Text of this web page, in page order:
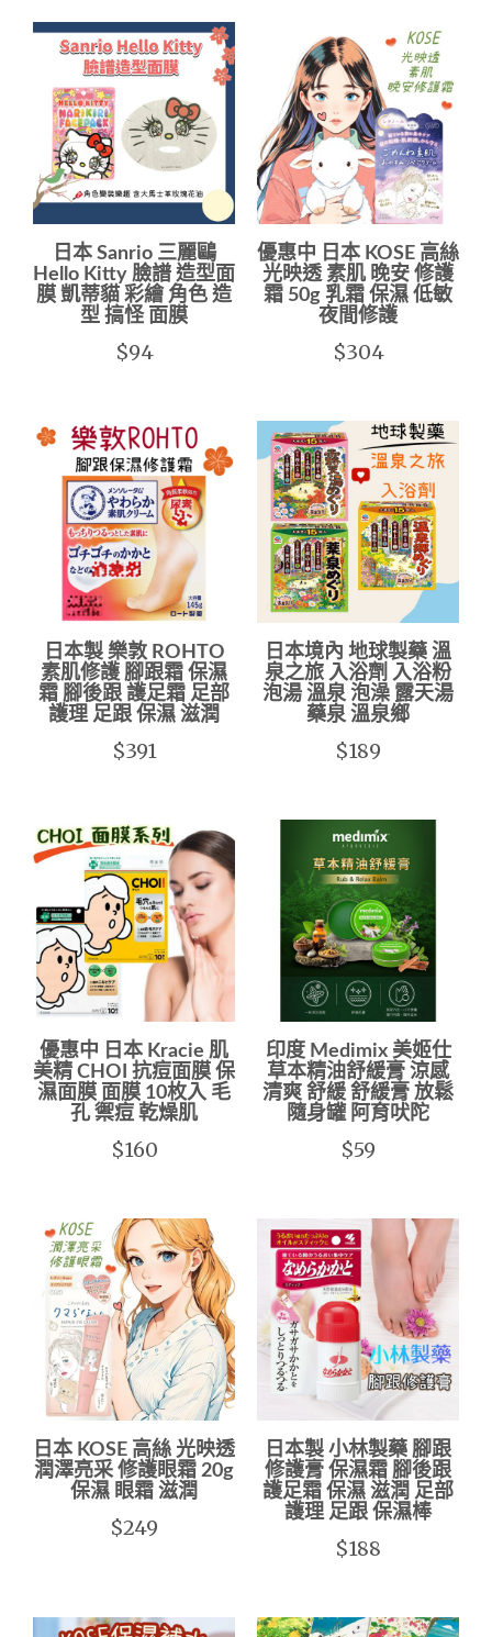
日本 Sanrio 三麗鷗
Hello Kitty 臉譜 造型面
膜 凱蒂貓 彩繪 角色 造
型 搞怪 面膜
$94
優惠中 日本 KOSE 高絲
光映透 素肌 晚安 修護
霜 50g 乳霜 保濕 低敏
夜間修護
$304
日本製 樂敦 ROHTO
素肌修護 腳跟霜 保濕
霜 腳後跟 護足霜 足部
護理 足跟 保濕 滋潤
$391
日本境內 地球製藥 溫
泉之旅 入浴劑 入浴粉
泡湯 溫泉 泡澡 露天湯
藥泉 溫泉鄉
$189
優惠中 日本 Kracie 肌
美精 CHOI 抗痘面膜 保
濕面膜 面膜 10枚入 毛
孔 禦痘 乾燥肌
$160
印度 Medimix 美姬仕
草本精油舒緩膏 涼感
清爽 舒緩 舒緩膏 放鬆
隨身罐 阿育吠陀
$59
日本 KOSE 高絲 光映透
潤澤亮采 修護眼霜 20g
保濕 眼霜 滋潤
$249
日本製 小林製藥 腳跟
修護膏 保濕霜 腳後跟
護足霜 保濕 滋潤 足部
護理 足跟 保濕棒
$188